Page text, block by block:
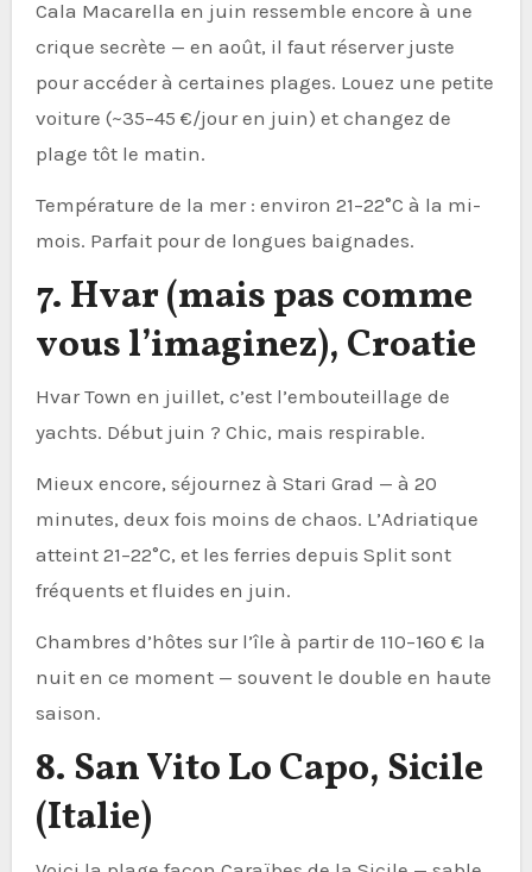
Cala Macarella en juin ressemble encore à une
crique secrète — en août, il faut réserver juste
pour accéder à certaines plages. Louez une petite
voiture (~35–45 €/jour en juin) et changez de
plage tôt le matin.
Température de la mer : environ 21–22°C à la mi-
mois. Parfait pour de longues baignades.
7. Hvar (mais pas comme
vous l’imaginez), Croatie
Hvar Town en juillet, c’est l’embouteillage de
yachts. Début juin ? Chic, mais respirable.
Mieux encore, séjournez à Stari Grad — à 20
minutes, deux fois moins de chaos. L’Adriatique
atteint 21–22°C, et les ferries depuis Split sont
fréquents et fluides en juin.
Chambres d’hôtes sur l’île à partir de 110–160 € la
nuit en ce moment — souvent le double en haute
saison.
8. San Vito Lo Capo, Sicile
(Italie)